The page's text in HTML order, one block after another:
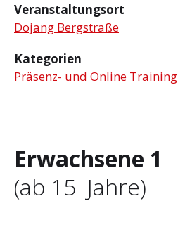
Veranstaltungsort
Dojang Bergstraße
Kategorien
Präsenz- und Online Training
Erwachsene 1
(ab 15 Jahre)